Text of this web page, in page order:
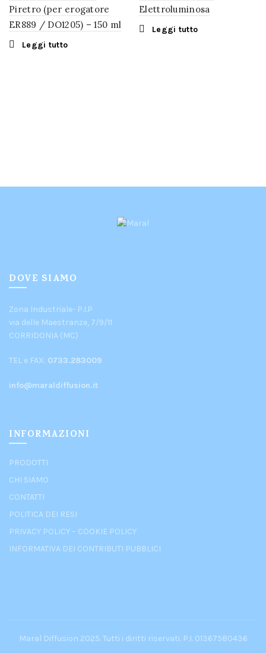
Piretro (per erogatore
ER889 / DO1205) – 150 ml
Leggi tutto
Elettroluminosa
Leggi tutto
DOVE SIAMO
Zona Industriale- P.I.P
via delle Maestranze, 7/9/11
CORRIDONIA (MC)
TEL e FAX: 0733.283009
info@maraldiffusion.it
INFORMAZIONI
PRODOTTI
CHI SIAMO
CONTATTI
POLITICA DEI RESI
PRIVACY POLICY – COOKIE POLICY
INFORMATIVA DEI CONTRIBUTI PUBBLICI
Maral Diffusion 2025. Tutti i diritti riservati. P.I. 01367580436